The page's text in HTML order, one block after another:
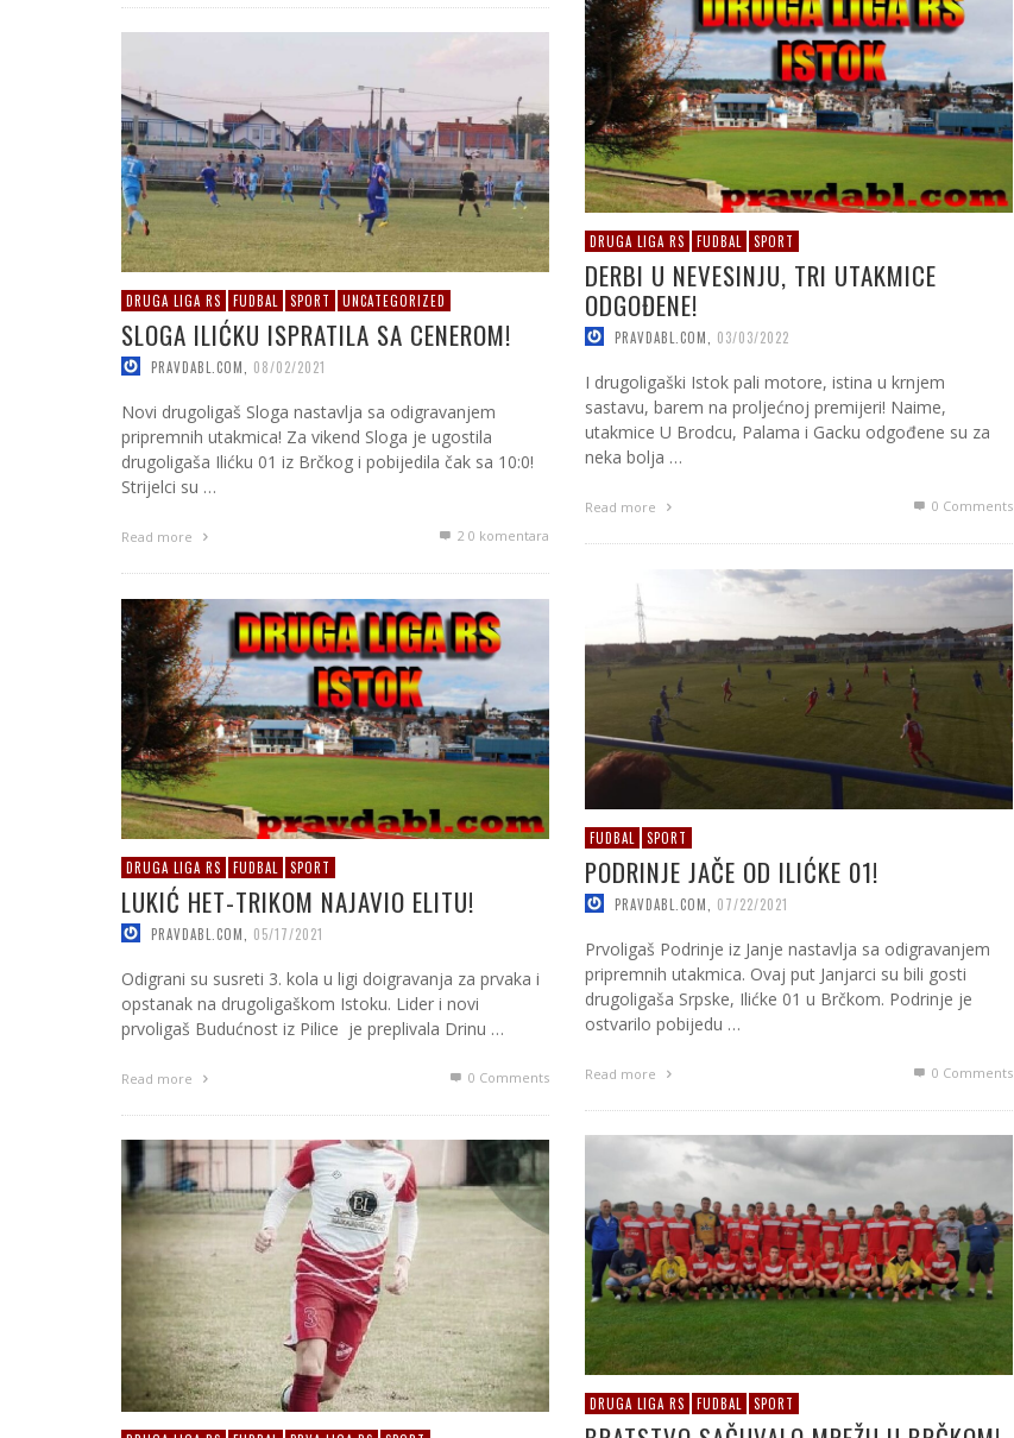
DRUGA LIGA RS FUDBAL SPORT
DERBI U NEVESINJU, TRI UTAKMICE
ODGOĐENE!
PRAVDABL.COM 03/03/2022
I drugoligaški Istok pali motore, istina u krnjem
sastavu, barem na proljećnoj premijeri! Naime,
utakmice U Brodcu, Palama i Gacku odgođene su za
neka bolja …
Read more 0 Comments
DRUGA LIGA RS FUDBAL SPORT UNCATEGORIZED
SLOGA ILIĆKU ISPRATILA SA CENEROM!
PRAVDABL.COM 08/02/2021
Novi drugoligaš Sloga nastavlja sa odigravanjem
pripremnih utakmica! Za vikend Sloga je ugostila
drugoligaša Ilićku 01 iz Brčkog i pobijedila čak sa 10:0!
Strijelci su …
Read more 2 0 komentara
FUDBAL SPORT
PODRINJE JAČE OD ILIĆKE 01!
PRAVDABL.COM 07/22/2021
Prvoligaš Podrinje iz Janje nastavlja sa odigravanjem
pripremnih utakmica. Ovaj put Janjarci su bili gosti
drugoligaša Srpske, Ilićke 01 u Brčkom. Podrinje je
ostvarilo pobijedu …
Read more 0 Comments
DRUGA LIGA RS FUDBAL SPORT
LUKIĆ HET-TRIKOM NAJAVIO ELITU!
PRAVDABL.COM 05/17/2021
Odigrani su susreti 3. kola u ligi doigravanja za prvaka i
opstanak na drugoligaškom Istoku. Lider i novi
prvoligaš Budućnost iz Pilice je preplivala Drinu …
Read more 0 Comments
DRUGA LIGA RS FUDBAL SPORT